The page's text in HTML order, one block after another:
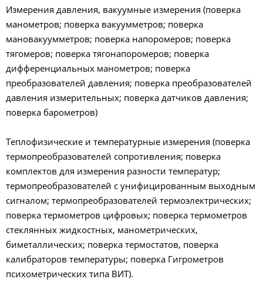
Измерения давления, вакуумные измерения (поверка
манометров; поверка вакуумметров; поверка
мановакуумметров; поверка напоромеров; поверка
тягомеров; поверка тягонапоромеров; поверка
дифференциальных манометров; поверка
преобразователей давления; поверка преобразователей
давления измерительных; поверка датчиков давления;
поверка барометров)
Теплофизические и температурные измерения (поверка
термопреобразователей сопротивления; поверка
комплектов для измерения разности температур;
термопреобразователей с унифицированным выходным
сигналом; термопреобразователей термоэлектрических;
поверка термометров цифровых; поверка термометров
стеклянных жидкостных, манометрических,
биметаллических; поверка термостатов, поверка
калибраторов температуры; поверка Гигрометров
психометрических типа ВИТ).